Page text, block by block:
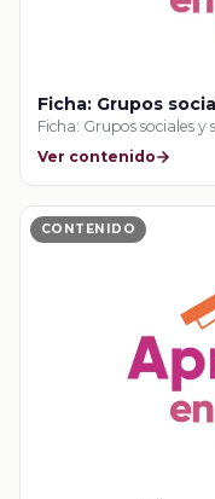
Ficha: Grupos
Ficha: Grupos sociales y
Ver contenido
CONTENIDO